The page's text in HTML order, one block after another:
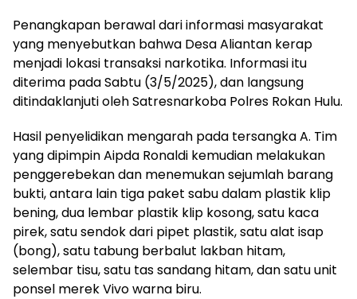
Penangkapan berawal dari informasi masyarakat
yang menyebutkan bahwa Desa Aliantan kerap
menjadi lokasi transaksi narkotika. Informasi itu
diterima pada Sabtu (3/5/2025), dan langsung
ditindaklanjuti oleh Satresnarkoba Polres Rokan Hulu.
Hasil penyelidikan mengarah pada tersangka A. Tim
yang dipimpin Aipda Ronaldi kemudian melakukan
penggerebekan dan menemukan sejumlah barang
bukti, antara lain tiga paket sabu dalam plastik klip
bening, dua lembar plastik klip kosong, satu kaca
pirek, satu sendok dari pipet plastik, satu alat isap
(bong), satu tabung berbalut lakban hitam,
selembar tisu, satu tas sandang hitam, dan satu unit
ponsel merek Vivo warna biru.